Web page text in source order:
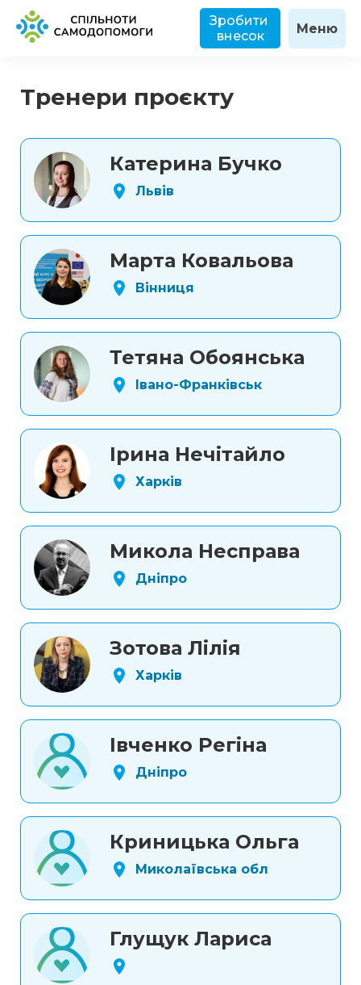
Зробити
внесок
Меню
Тренери проєкту
Катерина Бучко
Львів
Марта Ковальова
Вінниця
Тетяна Обоянська
Івано-Франківськ
Ірина Нечітайло
Харків
Микола Несправа
Дніпро
Зотова Лілія
Харків
Івченко Регіна
Дніпро
Криницька Ольга
Миколаївська обл
Глущук Лариса